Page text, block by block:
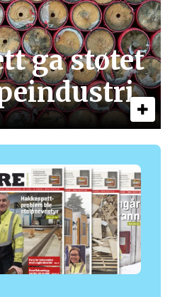
ga støtet